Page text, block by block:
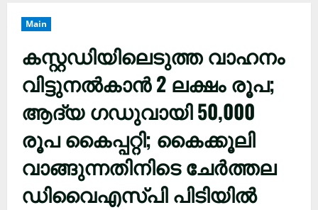
Main
കസ്റ്റഡിയിലെടുത്ത വാഹനം
വിട്ടുനല്‍കാന്‍ 2 ലക്ഷം രൂപ;
ആദ്യ ഗഡുവായി 50,000
രൂപ കൈപ്പറ്റി; കൈക്കൂലി
വാങ്ങുന്നതിനിടെ ചേര്‍ത്തല
ഡിവൈഎസ്പി പിടിയില്‍